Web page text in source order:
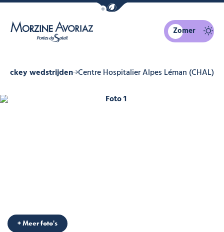
Navigatiebalk eco-modus
Zomer
Hockey wedstrijden Centre Hospitalier Alpes Léman (CHAL)
Foto 1
+ Meer foto's